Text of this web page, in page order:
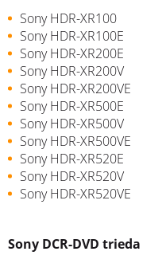
Sony HDR-XR100
Sony HDR-XR100E
Sony HDR-XR200E
Sony HDR-XR200V
Sony HDR-XR200VE
Sony HDR-XR500E
Sony HDR-XR500V
Sony HDR-XR500VE
Sony HDR-XR520E
Sony HDR-XR520V
Sony HDR-XR520VE
Sony DCR-DVD trieda